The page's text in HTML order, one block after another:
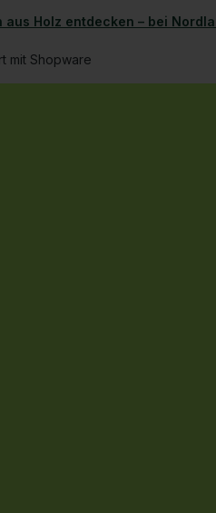
Holz entdecken – bei
mit Shopware